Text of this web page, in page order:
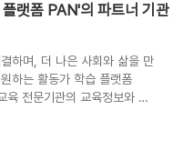
랫폼 PAN'의 파트너 기관
하며, 더 나은 사회와 삶을 만
하는 활동가 학습 플랫폼
전문기관의 교육정보와 콘